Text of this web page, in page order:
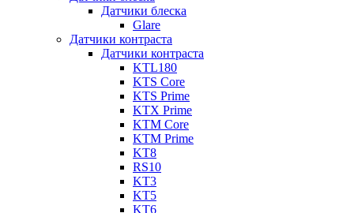
Датчики блеска
Glare
Датчики контраста
Датчики контраста
KTL180
KTS Core
KTS Prime
KTX Prime
KTM Core
KTM Prime
KT8
RS10
KT3
KT5
KT6